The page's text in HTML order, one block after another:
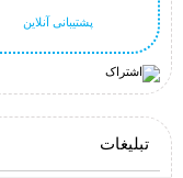
پشتیبانی آنلاین
تبلیغات